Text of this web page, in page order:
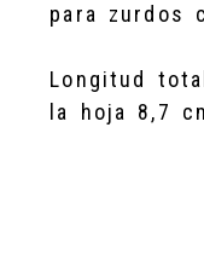
para zurdos
Longitud
la hoja 8,7